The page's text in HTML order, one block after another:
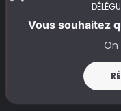
Vous souhaitez
On